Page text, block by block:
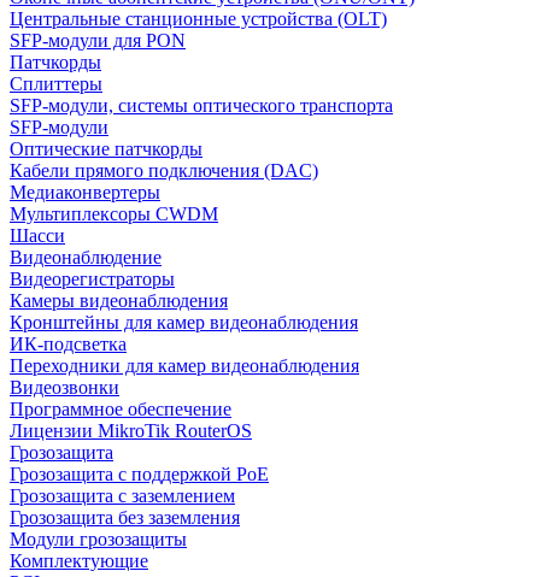
Центральные станционные устройства (OLT)
SFP-модули для PON
Патчкорды
Сплиттеры
SFP-модули, системы оптического транспорта
SFP-модули
Оптические патчкорды
Кабели прямого подключения (DAC)
Медиаконвертеры
Мультиплексоры CWDM
Шасси
Видеонаблюдение
Видеорегистраторы
Камеры видеонаблюдения
Кронштейны для камер видеонаблюдения
ИК-подсветка
Переходники для камер видеонаблюдения
Видеозвонки
Программное обеспечение
Лицензии MikroTik RouterOS
Грозозащита
Грозозащита с поддержкой PoE
Грозозащита с заземлением
Грозозащита без заземления
Модули грозозащиты
Комплектующие